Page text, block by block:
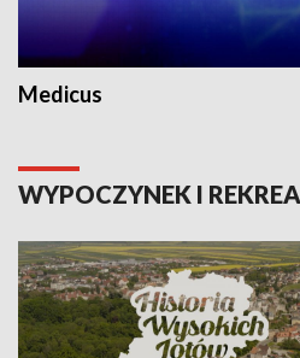
Medicus
WYPOCZYNEK I